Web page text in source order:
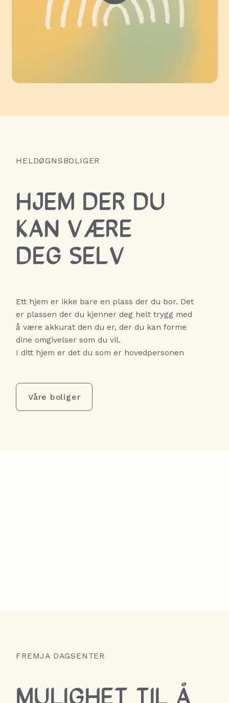
HELDØGNSBOLIGER
HJEM DER DU
KAN VÆRE
DEG SELV
Ett hjem er ikke bare en plass der du bor. Det
er plassen der du kjenner deg helt trygg med
å være akkurat den du er, der du kan forme
dine omgivelser som du vil.
I ditt hjem er det du som er hovedpersonen
Våre boliger
FREMJA DAGSENTER